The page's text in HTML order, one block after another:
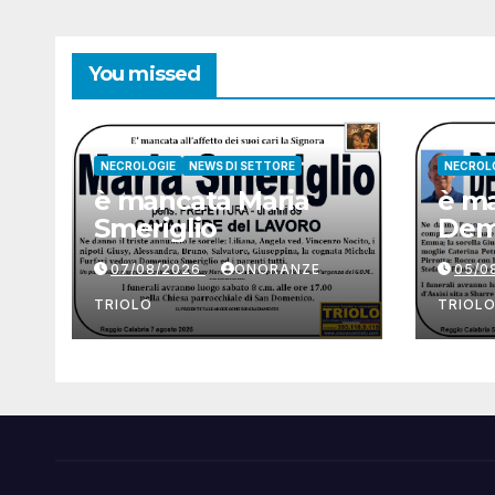
You missed
NECROLOGIE NEWS DI SETTORE
è mancata Maria
Smeriglio
07/08/2026 ONORANZE
TRIOLO
è
05/
TRIOLO